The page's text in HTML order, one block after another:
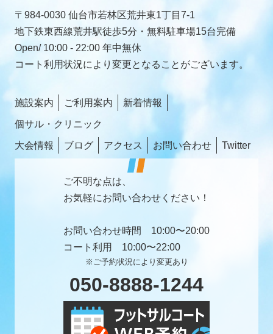
〒984-0030 仙台市若林区荒井東1丁目7-1
地下鉄東西線荒井駅徒歩5分・無料駐車場15台完備
Open/ 10:00 - 22:00 年中無休
コート利用状況により変更となることがございます。
施設案内 ご利用案内 新着情報
個サル・クリニック
大会情報 ブログ アクセス お問い合わせ Twitter
ご不明な点は、
お気軽にお問い合わせください！
お問い合わせ時間 10:00〜20:00
コート利用 10:00〜22:00
※ご予約状況により変更あり
050-8888-1244